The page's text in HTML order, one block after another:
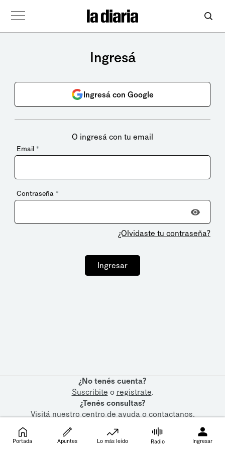
Ingresá
Ingresá con Google
O ingresá con tu email
Email *
Contraseña *
¿Olvidaste tu contraseña?
Ingresar
¿No tenés cuenta?
Suscribite o registrate.
¿Tenés consultas?
Visitá nuestrocentro de ayudaocontactanos.
Portada Apuntes Lo más leído Radio Ingresar